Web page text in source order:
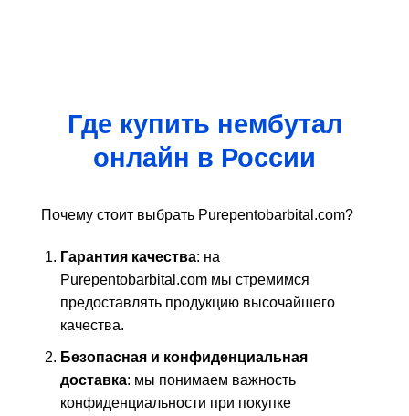
странице
Где купить нембутал
онлайн в России
Почему стоит выбрать Purepentobarbital.com?
Гарантия качества: на
Purepentobarbital.com мы стремимся
предоставлять продукцию высочайшего
качества.
Безопасная и конфиденциальная
доставка: мы понимаем важность
конфиденциальности при покупке